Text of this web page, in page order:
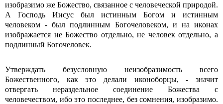
изобразимо же Божество, связанное с человеческой природой.
А Господь Иисус был истинным Богом и истинным
человеком - был подлинным Богочеловеком, и на иконах
изображается не Божество отдельно, не человек отдельно, а
подлинный Богочеловек.
Утверждать безусловную неизобразимость всего
Божественного, как это делали иконоборцы, - значит
отвергать нераздельное соединение Божества с
человечеством, ибо это последнее, без сомнения, изобразимо.